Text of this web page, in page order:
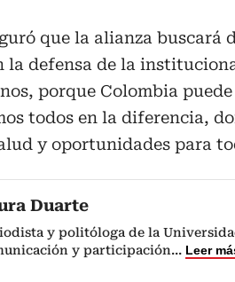
que la alianza buscará
la defensa de la
porque Colombia
todos en la diferencia,
y oportunidades para
Duarte
y politóloga de la
y participación... Leer